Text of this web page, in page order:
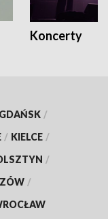
Koncerty
GDAŃSK /
/ KIELCE /
/
/